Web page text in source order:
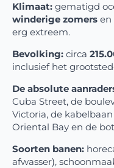
Klimaat: gematigd
winderige zomers en
erg extreem.
Bevolking: circa
inclusief het
De absolute
Cuba Street, de
Victoria, de
Oriental Bay en de
Soorten banen:
afwasser),